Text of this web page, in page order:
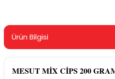
Ürün Bilgisi
MESUT MİX CİPS 200